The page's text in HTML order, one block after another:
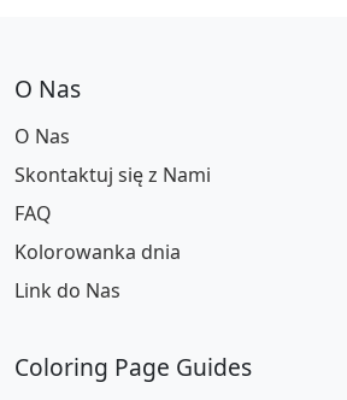
O Nas
O Nas
Skontaktuj się z Nami
FAQ
Kolorowanka dnia
Link do Nas
Coloring Page Guides